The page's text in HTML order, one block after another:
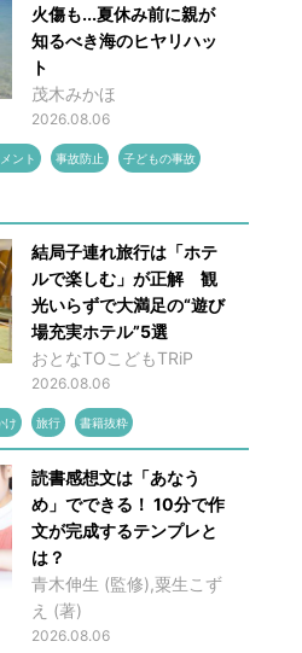
火傷も...夏休み前に親が
知るべき海のヒヤリハッ
ト
茂木みかほ
2026.08.06
ント 事故防止 子どもの事故
結局子連れ旅行は「ホテ
ルで楽しむ」が正解 観
光いらずで大満足の“遊び
場充実ホテル”5選
おとなTOこどもTRiP
2026.08.06
け 旅行 書籍抜粋
読書感想文は「あなう
め」でできる！ 10分で作
文が完成するテンプレと
は？
青木伸生 (監修),粟生こず
え (著)
2026.08.06